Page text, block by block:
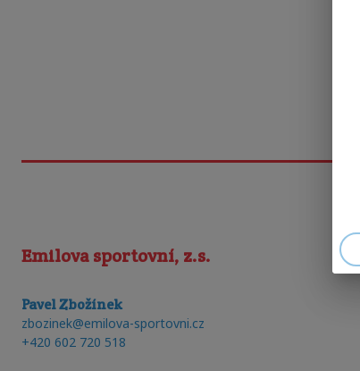
Emilova sportovní, z.s.
Pavel Zbožínek
zbozinek@emilova-sportovni.cz
+420 602 720 518